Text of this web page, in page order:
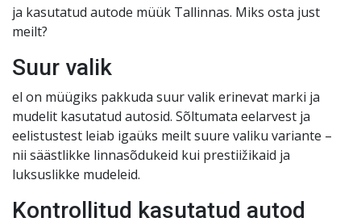
ja kasutatud autode müük Tallinnas. Miks osta just
meilt?
Suur valik
el on müügiks pakkuda suur valik erinevat marki ja
mudelit kasutatud autosid. Sõltumata eelarvest ja
eelistustest leiab igaüks meilt suure valiku variante –
nii säästlikke linnasõdukeid kui prestiižikaid ja
luksuslikke mudeleid.
Kontrollitud kasutatud autod